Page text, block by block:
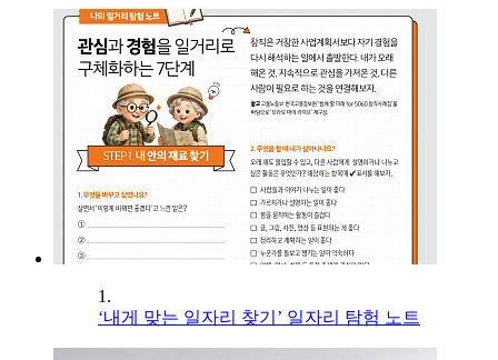
1.
‘내게 맞는 일자리 찾기’ 일자리 탐험 노트